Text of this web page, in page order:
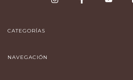
CATEGORÍAS
NAVEGACIÓN